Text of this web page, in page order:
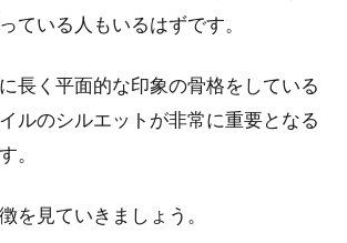
家を出てすぐに前髪がうねって、セットが崩れ
めじめしたと...
きの対処法！
ている人もいるはずです。
長く平面的な印象の骨格をしている
ルのシルエットが非常に重要となる
。
を見ていきましょう。